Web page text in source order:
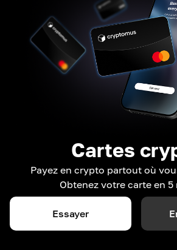
Cartes
Payez en crypto partout où
Obtenez votre carte en 5
Essayer